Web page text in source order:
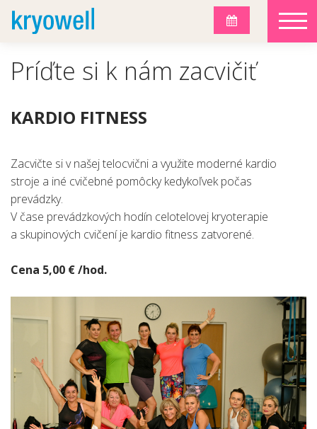
Príďte si k nám zacvičiť
KARDIO FITNESS
Zacvičte si v našej telocvični a využite moderné kardio
stroje a iné cvičebné pomôcky kedykoľvek počas
prevádzky.
V čase prevádzkových hodín celotelovej kryoterapie
a skupinových cvičení je kardio fitness zatvorené.
Cena 5,00 € /hod.